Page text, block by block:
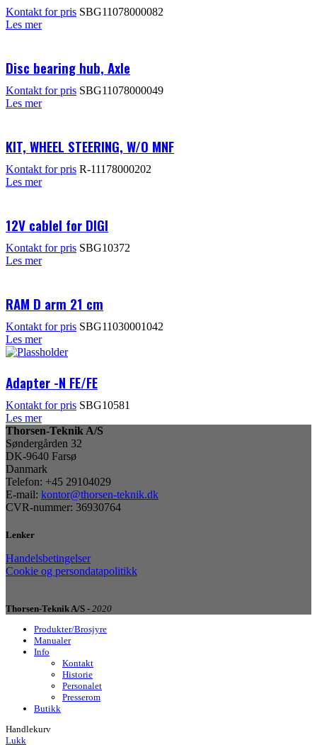
Kontakt for pris SBG11078000082
Les mer
Disc bearing hub, Axle
Kontakt for pris SBG11078000049
Les mer
KIT, WHEEL STEERING, W/O MNF
Kontakt for pris R-11178000202
Les mer
12V cablel for DIGI
Kontakt for pris SBG10372
Les mer
RAM D arm 21 cm
Kontakt for pris SBG11030001042
Les mer
Adapter -N FE/FE
Kontakt for pris SBG10581
Les mer
Thorsen-Teknik A/S
Søndergården 32
DK-9640 Farsø
Danmark
Telefon: +45 29104029
E-mail: kontor@thorsen-teknik.dk
CVR-nummer: 36930764
Lenker
Handelsbetingelser
Cookie og persondatapolitikk
Thorsen-Teknik A/S - 2020
Produkter/Brosjyre
Manualer
Info
Kontakt
Historie
Personalet
Presserom
Butikk
Handlekurv
Lukk